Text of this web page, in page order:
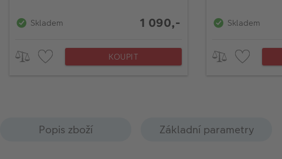
Skladem 1 090,-
KOUPIT
Skladem
Popis zboží Základní parametry